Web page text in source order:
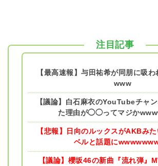
注目記事
【最高速報】与田祐希が同朋に吸
www
【議論】白石麻衣のYouTubeチャ
た理由が◯◯ってマジか
【悲報】日向のルックスがAKBみ
ベルと話題に
【議論】櫻坂46の新曲『流れ弾』